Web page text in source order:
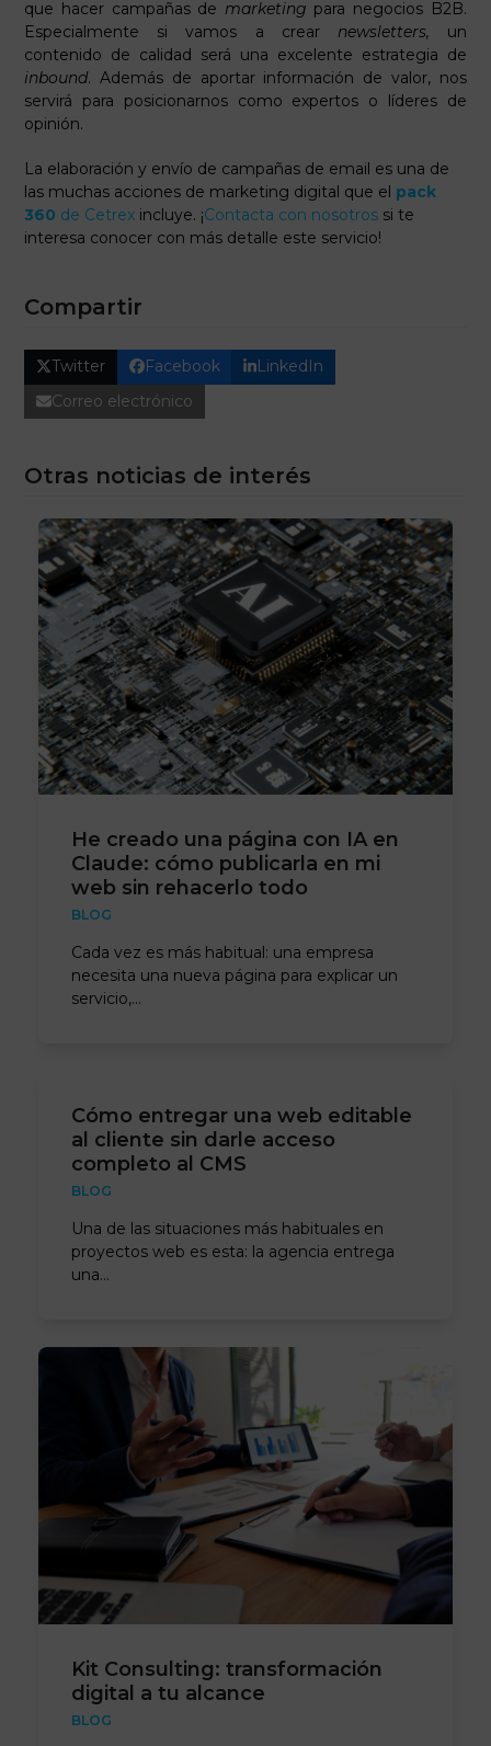
que hacer campañas de marketing para negocios B2B.
Especialmente si vamos a crear newsletters, un
contenido de calidad será una excelente estrategia de
inbound. Además de aportar información de valor, nos
servirá para posicionarnos como expertos o líderes de
opinión.
La elaboración y envío de campañas de email es una de
las muchas acciones de marketing digital que el pack
360 de Cetrex incluye. ¡Contacta con nosotros si te
interesa conocer con más detalle este servicio!
Compartir
Twitter Facebook
LinkedIn
Correo electrónico
Otras noticias de interés
He creado una página con IA en
Claude: cómo publicarla en mi
web sin rehacerlo todo
BLOG
Cada vez es más habitual: una empresa
necesita una nueva página para explicar un
servicio,…
Cómo entregar una web editable
al cliente sin darle acceso
completo al CMS
BLOG
Una de las situaciones más habituales en
proyectos web es esta: la agencia entrega
una…
Kit Consulting: transformación
digital a tu alcance
BLOG